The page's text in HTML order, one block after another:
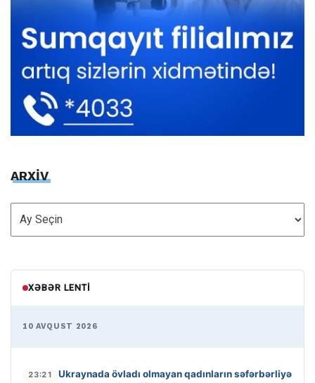
ARXİV
ARXİV
XƏBƏR LENTI
10 AVQUST 2026
23:21
Ukraynada övladı olmayan qadınların səfərbərliyə